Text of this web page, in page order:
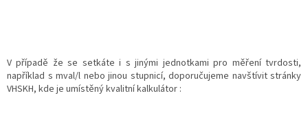
V případě že se setkáte i s jinými jednotkami pro měření tvrdosti,
například s mval/l nebo jinou stupnicí, doporučujeme navštívit stránky
VHSKH, kde je umístěný kvalitní kalkulátor :